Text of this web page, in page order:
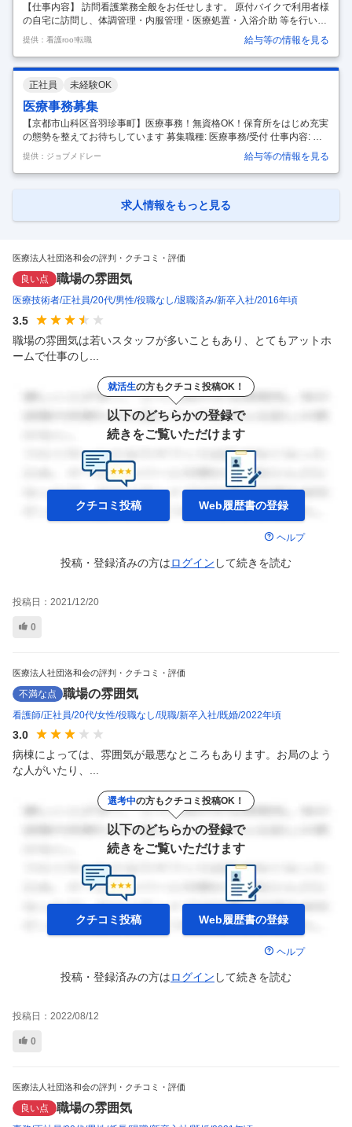
【仕事内容】 訪問看護業務全般をお任せします。 原付バイクで利用者様
の自宅に訪問し、体調管理・内服管理・医療処置・入浴介助 等を行いま
す。 ▼具体的には ・在宅での健康チェック ・リハビリ、服薬管理 ・入
浴介助 ・ターミナルケア ・褥そうケア ・バルーンや在宅酸素管理など
医療的ケア ・利用者さんの通所日、訪問日の看護ケア ・体調チェック
・医療処置 ・ご家族様への療養上の指導 などを行います。 ・1件の訪問
時間は30分/60分/90分です ・1日4～5件訪問していただきます（1件に
かかる訪問時間による）
提供：看護roo!転職 給与等の情報を見る
正社員 未経験OK
医療事務募集
【京都市山科区音羽珍事町】医療事務！無資格OK！保育所をはじめ充実
の態勢を整えてお待ちしています 募集職種: 医療事務/受付 仕事内容: 病
院窓口での患者さん受付対応、電話・会計レジ対応、診療報酬明細書
（レセプト）の作成など、入職時の状況により担当分けを行います。
【就業の場所：変更範囲】 業務の都合等により、法人の定める部署への
内容：変更範囲】 業務の都合等により、法人の指示する業務への変更を
提供：ジョブメドレー 給与等の情報を見る
求人情報をもっと見る
医療法人社団洛和会の評判・クチコミ・評価
良い点 職場の雰囲気
医療技術者 正社員 20代 男性 役職なし 退職済み 新卒入社 2016年頃
3.5
職場の雰囲気は若いスタッフが多いこともあり、とてもアットホ
ームで仕事のし...
就活生の方もクチコミ投稿OK！
以下のどちらかの登録で
続きをご覧いただけます
クチコミ投稿 Web履歴書の登録
ヘルプ
投稿・登録済みの方はログイン して続きを読む
投稿日： 2021/12/20
0
医療法人社団洛和会の評判・クチコミ・評価
不満な点 職場の雰囲気
看護師 正社員 20代 女性 役職なし 現職 新卒入社 既婚 2022年頃
3.0
病棟によっては、雰囲気が最悪なところもあります。お局のよう
な人がいたり、...
選考中の方もクチコミ投稿OK！
以下のどちらかの登録で
続きをご覧いただけます
クチコミ投稿 Web履歴書の登録
ヘルプ
投稿・登録済みの方はログイン して続きを読む
投稿日： 2022/08/12
0
医療法人社団洛和会の評判・クチコミ・評価
良い点 職場の雰囲気